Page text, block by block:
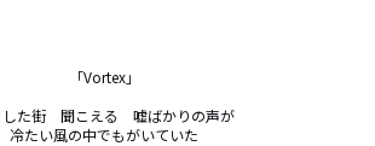
「Vortex」
た街　聞こえる　嘘ばかりの声が
冷たい風の中でもがいていた